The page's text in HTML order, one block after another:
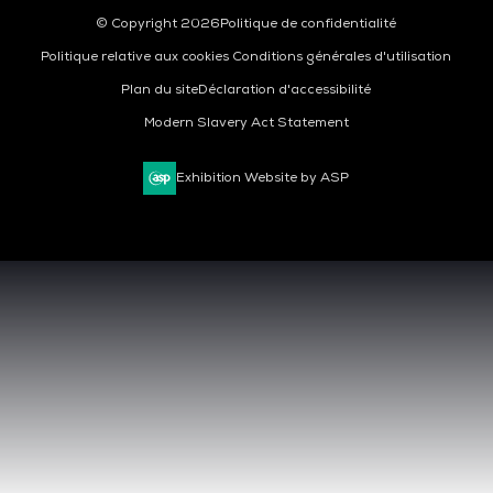
© Copyright 2026Politique de confidentialité
Politique relative aux cookies Conditions générales d'utilisation
Plan du siteDéclaration d'accessibilité
Modern Slavery Act Statement
Exhibition Website by ASP